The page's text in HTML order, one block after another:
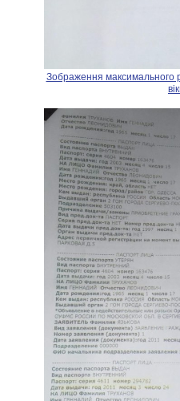
Зображення максимального